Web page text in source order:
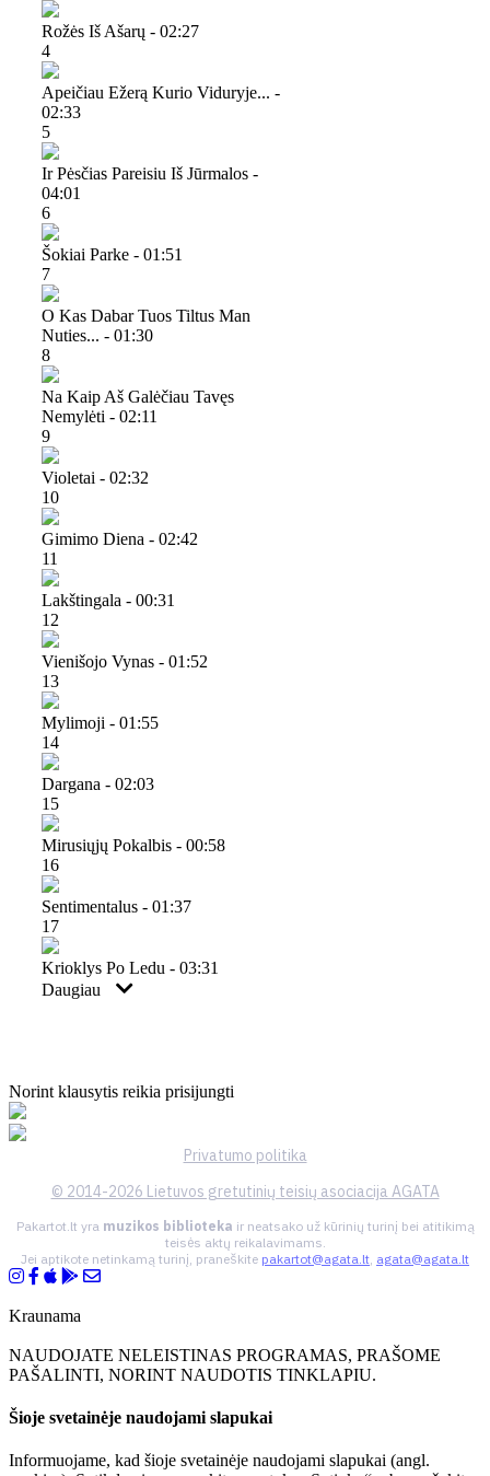
Rožės Iš Ašarų - 02:27
4
Apeičiau Ežerą Kurio Viduryje... -
02:33
5
Ir Pėsčias Pareisiu Iš Jūrmalos -
04:01
6
Šokiai Parke - 01:51
7
O Kas Dabar Tuos Tiltus Man
Nuties... - 01:30
8
Na Kaip Aš Galėčiau Tavęs
Nemylėti - 02:11
9
Violetai - 02:32
10
Gimimo Diena - 02:42
11
Lakštingala - 00:31
12
Vienišojo Vynas - 01:52
13
Mylimoji - 01:55
14
Dargana - 02:03
15
Mirusiųjų Pokalbis - 00:58
16
Sentimentalus - 01:37
17
Krioklys Po Ledu - 03:31
Daugiau
Norint klausytis reikia prisijungti
Privatumo politika
© 2014-2026 Lietuvos gretutinių teisių asociacija AGATA
Pakartot.lt yra muzikos biblioteka ir neatsako už kūrinių turinį bei atitikimą
teisės aktų reikalavimams.
Jei aptikote netinkamą turinį, praneškite pakartot@agata.lt agata@agata.lt
Kraunama
NAUDOJATE NELEISTINAS PROGRAMAS, PRAŠOME
PAŠALINTI, NORINT NAUDOTIS TINKLAPIU.
Šioje svetainėje naudojami slapukai
Informuojame, kad šioje svetainėje naudojami slapukai (angl.